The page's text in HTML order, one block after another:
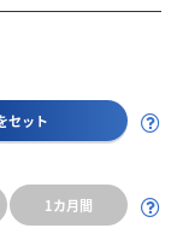
セット
1カ月間